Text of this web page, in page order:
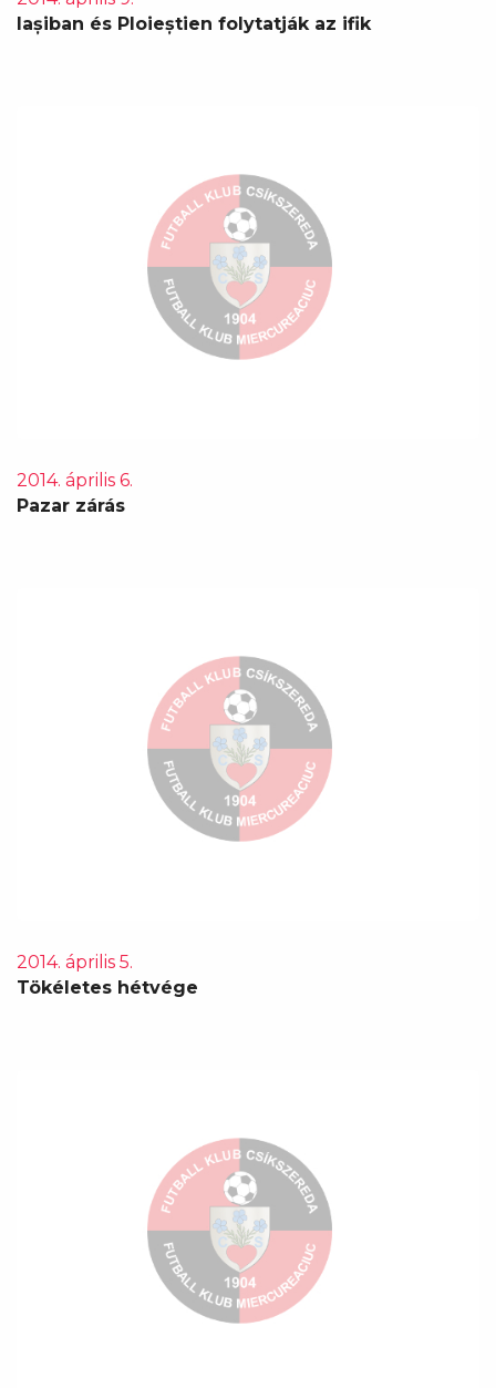
Iașiban és Ploieștien folytatják az ifik
2014. április 6.
Pazar zárás
2014. április 5.
Tökéletes hétvége